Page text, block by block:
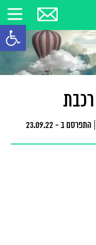
פתח
התפרסם ב - 23.09.22